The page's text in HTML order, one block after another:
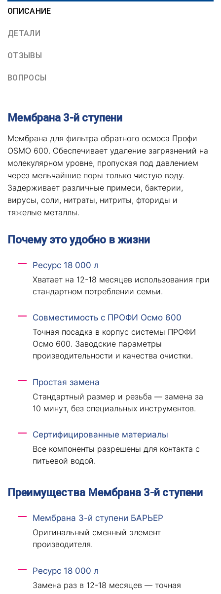
ОПИСАНИЕ
ДЕТАЛИ
ОТЗЫВЫ
ВОПРОСЫ
Мембрана 3-й ступени
Мембрана для фильтра обратного осмоса Профи
OSMO 600. Обеспечивает удаление загрязнений на
молекулярном уровне, пропуская под давлением
через мельчайшие поры только чистую воду.
Задерживает различные примеси, бактерии,
вирусы, соли, нитраты, нитриты, фториды и
тяжелые металлы.
Почему это удобно в жизни
Ресурс 18 000 л
Хватает на 12-18 месяцев использования при
стандартном потреблении семьи.
Совместимость с ПРОФИ Осмо 600
Точная посадка в корпус системы ПРОФИ
Осмо 600. Заводские параметры
производительности и качества очистки.
Простая замена
Стандартный размер и резьба — замена за
10 минут, без специальных инструментов.
Сертифицированные материалы
Все компоненты разрешены для контакта с
питьевой водой.
Преимущества Мембрана 3-й ступени
Мембрана 3-й ступени БАРЬЕР
Оригинальный сменный элемент
производителя.
Ресурс 18 000 л
Замена раз в 12-18 месяцев — точная